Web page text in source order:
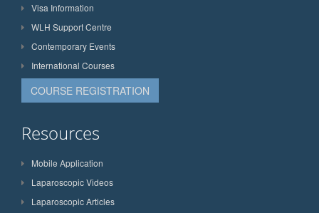
Visa Information
WLH Support Centre
Contemporary Events
International Courses
COURSE REGISTRATION
Resources
Mobile Application
Laparoscopic Videos
Laparoscopic Articles